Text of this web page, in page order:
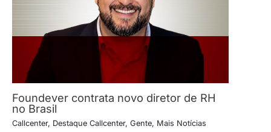
Foundever contrata novo diretor de RH
no Brasil
Callcenter, Destaque Callcenter, Gente, Mais Notícias